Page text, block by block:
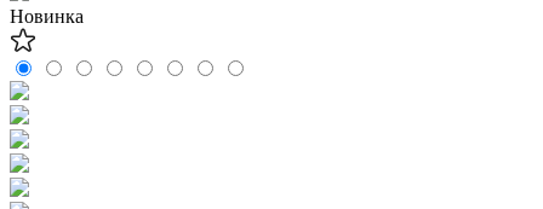
Новинка